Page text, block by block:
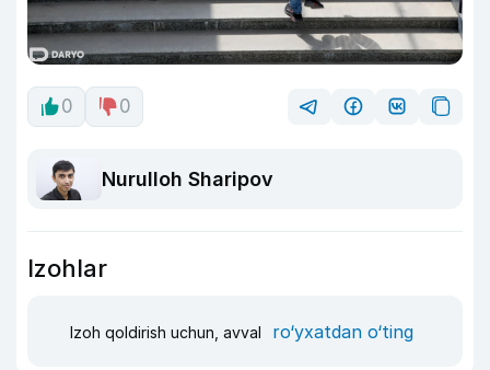
0 0
Nurulloh Sharipov
Izohlar
Izoh qoldirish uchun, avval ro‘yxatdan o‘ting